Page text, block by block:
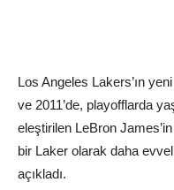
Los Angeles Lakers’ın
ve 2011’de, playofflarda
eleştirilen LeBron
bir Laker olarak daha
açıkladı.